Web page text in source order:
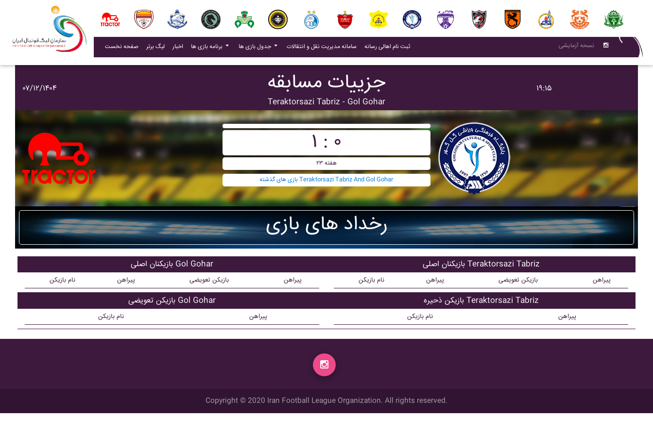
صفحه نخست لیگ برتر اخبار(current) برنامه بازی ها جدول بازی ها سامانه مدیریت نقل و انتقالات (current)
ثبت نام اهالی رسانه(current) نسحه آزمایشی
۰۷/۱۲/۱۴۰۴ جزییات مسابقه
Teraktorsazi Tabriz - Gol Gohar
۱۹:۱۵
۱ : ۰
هفته ۲۳
بازی های گذشته Teraktorsazi Tabriz And Gol Gohar
رخداد های بازی
بازیکنان اصلی Gol Gohar
نام بازیکن پیراهن بازیکن تعویضی پیراهن
بازیکن تعویضی Gol Gohar
نام بازیکن پیراهن
بازیکنان اصلی Teraktorsazi Tabriz
نام بازیکن پیراهن بازیکن تعویضی پیراهن
بازیکن ذحیره Teraktorsazi Tabriz
نام بازیکن پیراهن
Copyright © 2020 Iran Football League Organization. All rights reserved.